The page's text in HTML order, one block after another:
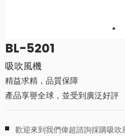
BL-5201
吸吹風機
精益求精，品質保障
產品享譽全球，並受到廣泛好評
歡迎來到我們偉超諮詢採購吸